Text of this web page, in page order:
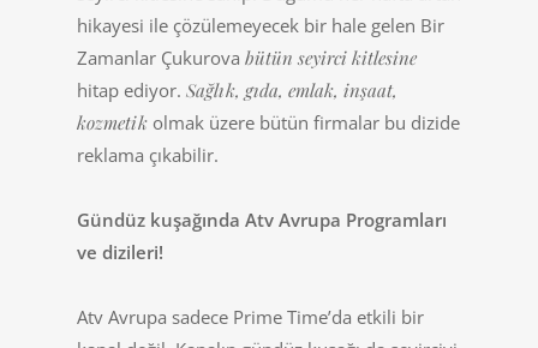
hikayesi ile çözülemeyecek bir hale gelen Bir
Zamanlar Çukurova bütün seyirci kitlesine
hitap ediyor. Sağlık, gıda, emlak, inşaat,
kozmetik olmak üzere bütün firmalar bu dizide
reklama çıkabilir.
Gündüz kuşağında Atv Avrupa Programları
ve dizileri!
Atv Avrupa sadece Prime Time’da etkili bir